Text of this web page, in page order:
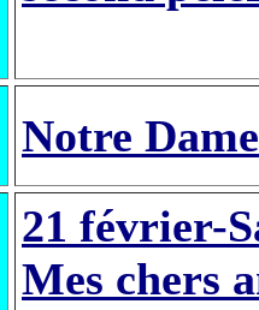
Notre
21 février-
Mes chers